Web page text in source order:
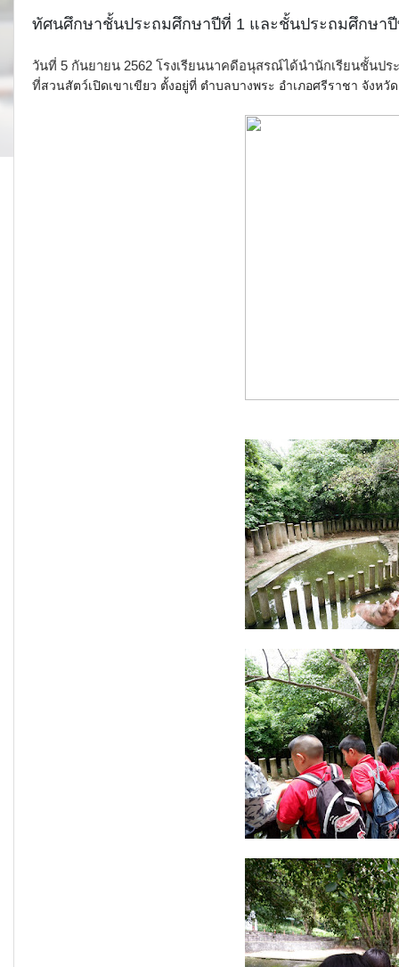
ทัศนศึกษาชั้นประถมศึกษาปีที่ 1 และชั้นประถมศึกษาปี
วันที่ 5 กันยายน 2562 โรงเรียนนาคดีอนุสรณ์ได้นำนักเรียนชั้นป
ที่สวนสัตว์เปิดเขาเขียว ตั้งอยู่ที่ ตำบลบางพระ อำเภอศรีราชา จังห